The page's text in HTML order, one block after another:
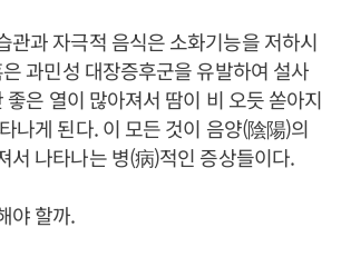
관과 자극적 음식은 소화기능을 저하시
과민성 대장증후군을 유발하여 설사
좋은 열이 많아져서 땀이 비 오듯 쏟아지
나게 된다. 이 모든 것이 음양(陰陽)의
서 나타나는 병(病)적인 증상들이다.
야 할까.